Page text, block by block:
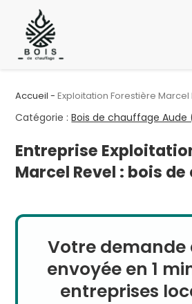
content
Accueil -Exploitation Forestière Marcel
Catégorie :Bois de chauffage Aude
Entreprise
Marcel Revel : bois
Votre demande
envoyée en 1
entreprises